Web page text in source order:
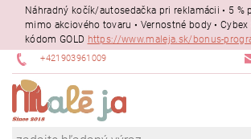
Náhradný kočík/autosedačka pri reklamácii • 5 %
mimo akciového tovaru • Vernostné body • Cybex
kódom GOLD https://www.maleja.sk/bonus-
+421903961009